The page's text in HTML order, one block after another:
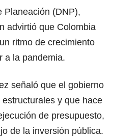
Planeación (DNP),
advirtió que Colombia
ritmo de crecimiento
a la pandemia.
señaló que el gobierno
y que hace
de presupuesto,
de la inversión pública.